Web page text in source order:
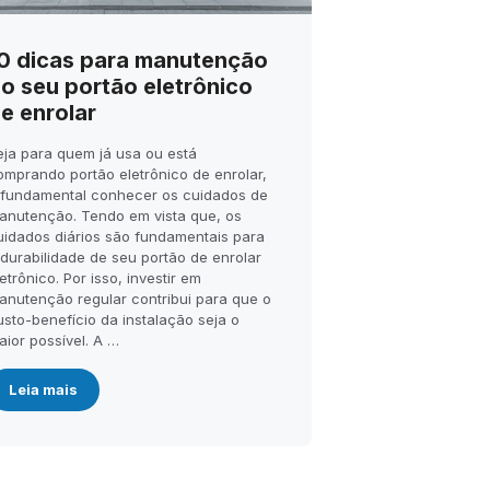
dicas para manutenção
seu portão eletrônico
enrolar
para quem já usa ou está
portão eletrônico de enrolar,
conhecer os cuidados de
Tendo em vista que, os
diários são fundamentais para
de seu portão de enrolar
Por isso, investir em
regular contribui para que o
benefício da instalação seja o
possível. A …
Leia mais